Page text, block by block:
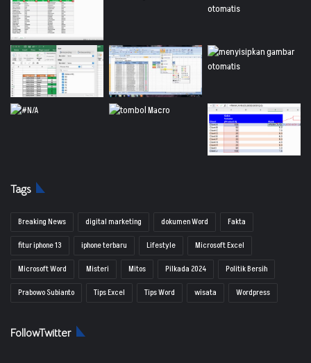
Tags
Breaking News digital marketing dokumen Word
Fakta
fitur iphone 13
iphone terbaru Lifestyle
Microsoft Excel
Microsoft Word
Misteri Mitos Pilkada 2024
Politik Bersih
Prabowo Subianto
Tips Excel Tips Word wisata Wordpress
FollowTwitter